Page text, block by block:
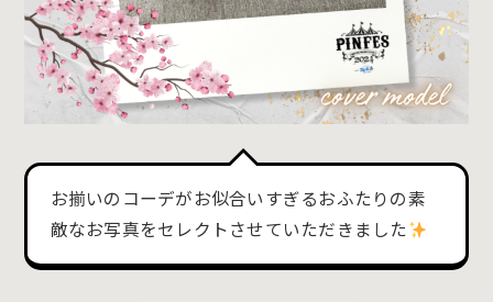
お揃いのコーデがお似合いすぎるおふたりの素
敵なお写真をセレクトさせていただきました